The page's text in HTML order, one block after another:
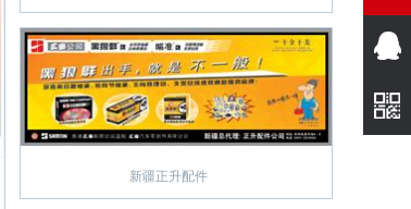
新疆正升配件